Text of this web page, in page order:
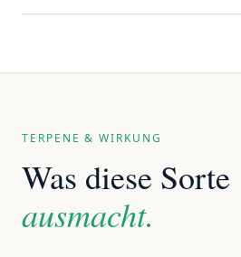
TERPENE & WIRKUNG
Was diese Sorte
ausmacht.